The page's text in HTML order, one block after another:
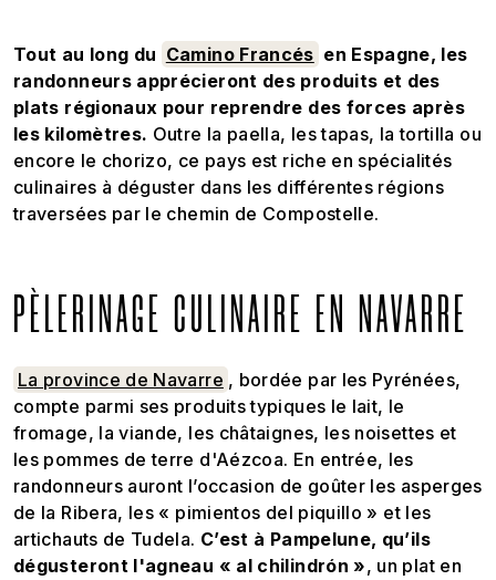
Tout au long du Camino Francés en Espagne, les
randonneurs apprécieront des produits et des
plats régionaux pour reprendre des forces après
les kilomètres. Outre la paella, les tapas, la tortilla ou
encore le chorizo, ce pays est riche en spécialités
culinaires à déguster dans les différentes régions
traversées par le chemin de Compostelle.
PÈLERINAGE CULINAIRE EN NAVARRE
La province de Navarre , bordée par les Pyrénées,
compte parmi ses produits typiques le lait, le
fromage, la viande, les châtaignes, les noisettes et
les pommes de terre d'Aézcoa. En entrée, les
randonneurs auront l’occasion de goûter les asperges
de la Ribera, les « pimientos del piquillo » et les
artichauts de Tudela. C’est à Pampelune, qu’ils
dégusteront l'agneau « al chilindrón », un plat en